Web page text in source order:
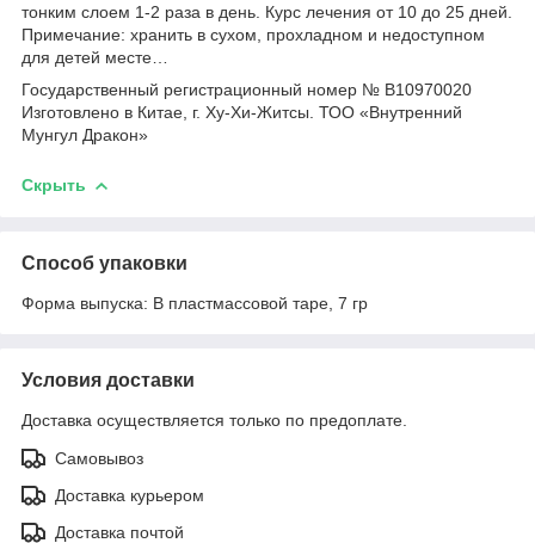
тонким слоем 1-2 раза в день. Курс лечения от 10 до 25 дней.
Примечание: хранить в сухом, прохладном и недоступном
для детей месте…
Государственный регистрационный номер № В10970020
Изготовлено в Китае, г. Ху-Хи-Житсы. ТОО «Внутренний
Мунгул Дракон»
Скрыть
Способ упаковки
Форма выпуска: В пластмассовой таре, 7 гр
Условия доставки
Доставка осуществляется только по предоплате.
Самовывоз
Доставка курьером
Доставка почтой